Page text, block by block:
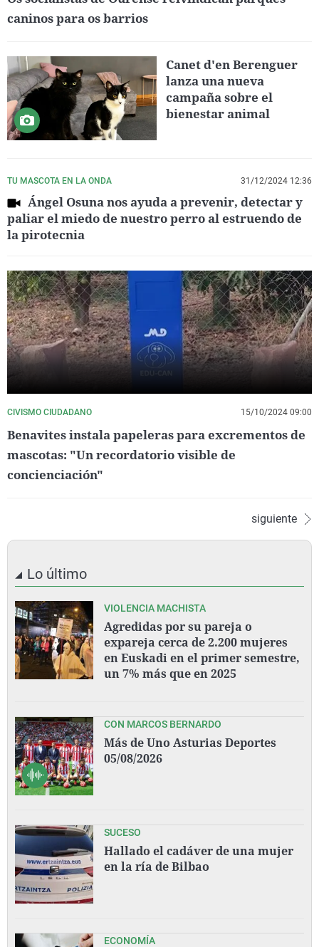
caninos para os barrios
Canet d'en Berenguer
lanza una nueva
campaña sobre el
bienestar animal
TU MASCOTA EN LA ONDA 31/12/2024 12:36
Ángel Osuna nos ayuda a prevenir, detectar y
paliar el miedo de nuestro perro al estruendo de
la pirotecnia
CIVISMO CIUDADANO 15/10/2024 09:00
Benavites instala papeleras para excrementos de
mascotas: "Un recordatorio visible de
concienciación"
siguiente
Lo último
VIOLENCIA MACHISTA
Agredidas por su pareja o
expareja cerca de 2.200 mujeres
en Euskadi en el primer semestre,
un 7% más que en 2025
CON MARCOS BERNARDO
Más de Uno Asturias Deportes
05/08/2026
SUCESO
Hallado el cadáver de una mujer
en la ría de Bilbao
ECONOMÍA